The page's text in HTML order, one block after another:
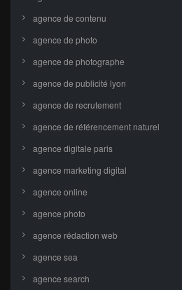
agence de contenu
agence de photo
agence de photographe
agence de publicité lyon
agence de recrutement
agence de référencement naturel
agence digitale paris
agence marketing digital
agence online
agence photo
agence rédaction web
agence sea
agence search